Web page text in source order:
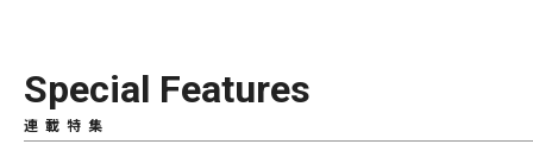
Special Features
連載特集